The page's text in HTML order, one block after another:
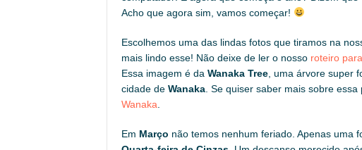
Acho que agora sim, vamos começar!
Escolhemos uma das lindas fotos que tiramos na
mais lindo esse! Não deixe de ler o nosso roteiro
Essa imagem é da Wanaka Tree , uma árvore super
cidade de Wanaka . Se quiser saber mais sobre
Wanaka
Em Março não temos nenhum feriado. Apenas uma